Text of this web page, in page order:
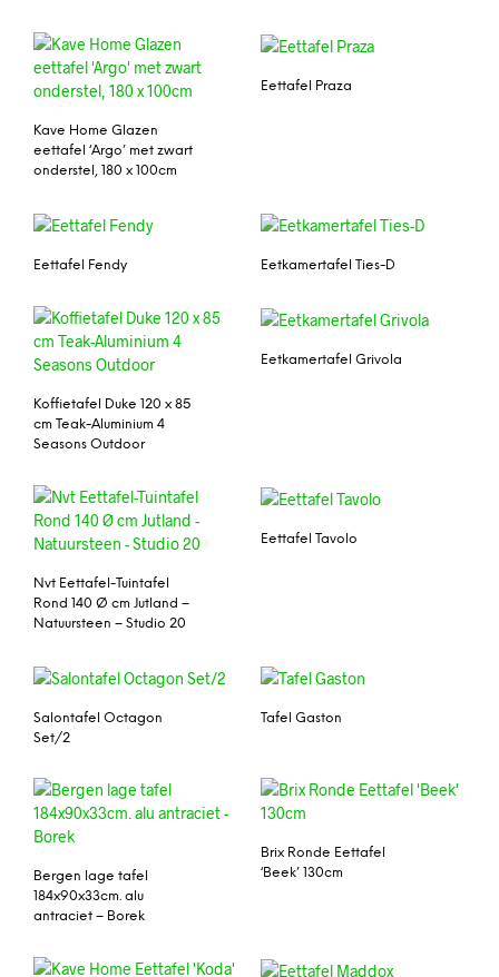
Kave Home Glazen
eettafel ‘Argo’ met zwart
onderstel, 180 x 100cm
Eettafel Praza
Eettafel Fendy Eetkamertafel Ties-D
Koffietafel Duke 120 x 85
cm Teak-Aluminium 4
Seasons Outdoor
Eetkamertafel Grivola
Nvt Eettafel-Tuintafel
Rond 140 Ø cm Jutland –
Natuursteen – Studio 20
Eettafel Tavolo
Salontafel Octagon
Set/2
Tafel Gaston
Bergen lage tafel
184x90x33cm. alu
antraciet – Borek
Brix Ronde Eettafel
‘Beek’ 130cm